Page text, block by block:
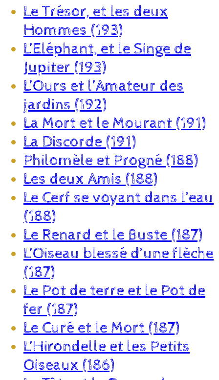
Le Trésor, et les deux
Hommes (193)
L’Eléphant, et le Singe de
Jupiter (193)
L’Ours et l’Amateur des
jardins (192)
La Mort et le Mourant (191)
La Discorde (191)
Philomèle et Progné (188)
Les deux Amis (188)
Le Cerf se voyant dans l’eau
(188)
Le Renard et le Buste (187)
L’Oiseau blessé d’une flèche
(187)
Le Pot de terre et le Pot de
fer (187)
Le Curé et le Mort (187)
L’Hirondelle et les Petits
Oiseaux (186)